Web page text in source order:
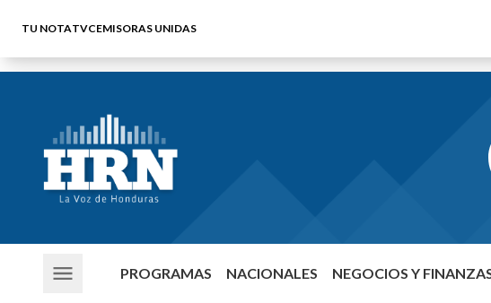
TU NOTATVCEMISORAS UNIDAS
PROGRAMAS NACIONALES NEGOCIOS Y